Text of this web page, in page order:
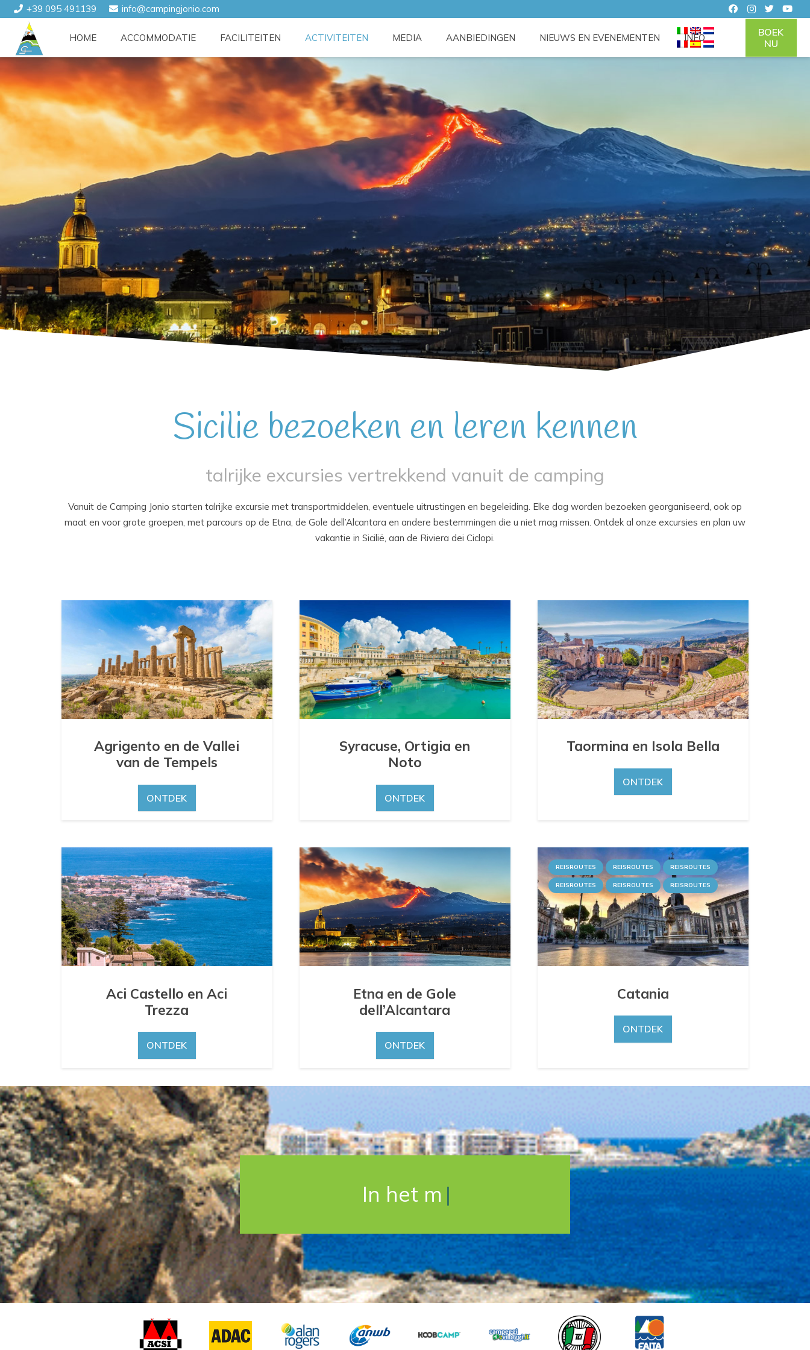
+39 095 491139 info@campingjonio.com
HOME ACCOMMODATIE FACILITEITEN ACTIVITEITEN MEDIA AANBIEDINGEN NIEUWS EN EVENEMENTEN INFO
BOEK
NU
Sicilie bezoeken en leren kennen
talrijke excursies vertrekkend vanuit de camping
Vanuit de Camping Jonio starten talrijke excursie met transportmiddelen, eventuele uitrustingen en begeleiding. Elke dag worden bezoeken georganiseerd, ook op
maat en voor grote groepen, met parcours op de Etna, de Gole dell’Alcantara en andere bestemmingen die u niet mag missen. Ontdek al onze excursies en plan uw
vakantie in Sicilië, aan de Riviera dei Ciclopi.
Agrigento en de Vallei
van de Tempels
ONTDEK
Syracuse, Ortigia en
Noto
ONTDEK
Taormina en Isola Bella
ONTDEK
Aci Castello en Aci
Trezza
ONTDEK
Etna en de Gole
dell’Alcantara
ONTDEK
REISROUTES REISROUTES REISROUTES
REISROUTES REISROUTES REISROUTES
Catania
ONTDEK
In het mooie Catania